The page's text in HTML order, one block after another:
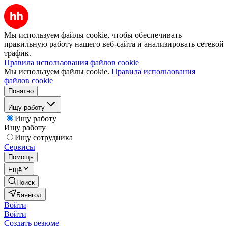
Мы используем файлы cookie, чтобы обеспечивать
правильную работу нашего веб-сайта и анализировать сетевой
трафик.
Правила использования файлов cookie
Мы используем файлы cookie. Правила использования
файлов cookie
Понятно
Ищу работу
Ищу работу
Ищу работу
Ищу сотрудника
Сервисы
Помощь
Ещё
Поиск
Баянгол
Войти
Войти
Создать резюме